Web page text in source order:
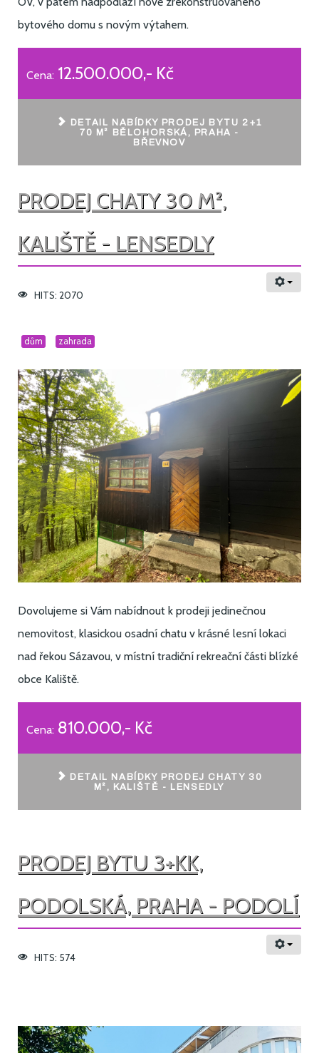
bytového domu s novým výtahem.
Cena: 12.500.000,- Kč
DETAIL NABÍDKY PRODEJ BYTU 2+1
70 M² BĚLOHORSKÁ, PRAHA -
BŘEVNOV
PRODEJ CHATY 30 M²,
KALIŠTĚ - LENSEDLY
HITS: 2070
dům zahrada
Dovolujeme si Vám nabídnout k prodeji jedinečnou
nemovitost, klasickou osadní chatu v krásné lesní lokaci
nad řekou Sázavou, v místní tradiční rekreační části blízké
obce Kaliště.
Cena: 810.000,- Kč
DETAIL NABÍDKY PRODEJ CHATY 30
M², KALIŠTĚ - LENSEDLY
PRODEJ BYTU 3+KK,
PODOLSKÁ, PRAHA - PODOLÍ
HITS: 574